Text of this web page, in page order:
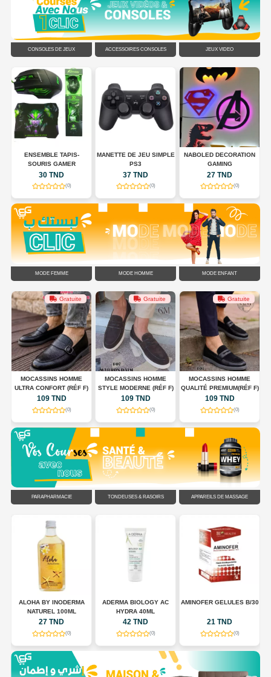
CONSOLES DE JEUX ACCESSOIRES CONSOLES JEUX VIDÉO
ENSEMBLE TAPIS-
SOURIS GAMER
30 TND
(0)
MANETTE DE JEU SIMPLE
PS3
37 TND
(0)
NABOLED DECORATION
GAMING
27 TND
(0)
MODE FEMME MODE HOMME MODE ENFANT
Gratuite
MOCASSINS HOMME
ULTRA CONFORT (RÉF F)
109 TND
(0)
Gratuite
MOCASSINS HOMME
STYLE MODERNE (RÉF F)
109 TND
(0)
Gratuite
MOCASSINS HOMME
QUALITÉ PREMIUM(RÉF F)
109 TND
(0)
PARAPHARMACIE TONDEUSES & RASOIRS APPAREILS DE MASSAGE
ALOHA BY INODERMA
NATUREL 100ML
27 TND
(0)
ADERMA BIOLOGY AC
HYDRA 40ML
42 TND
(0)
AMINOFER GELULES B/30
21 TND
(0)